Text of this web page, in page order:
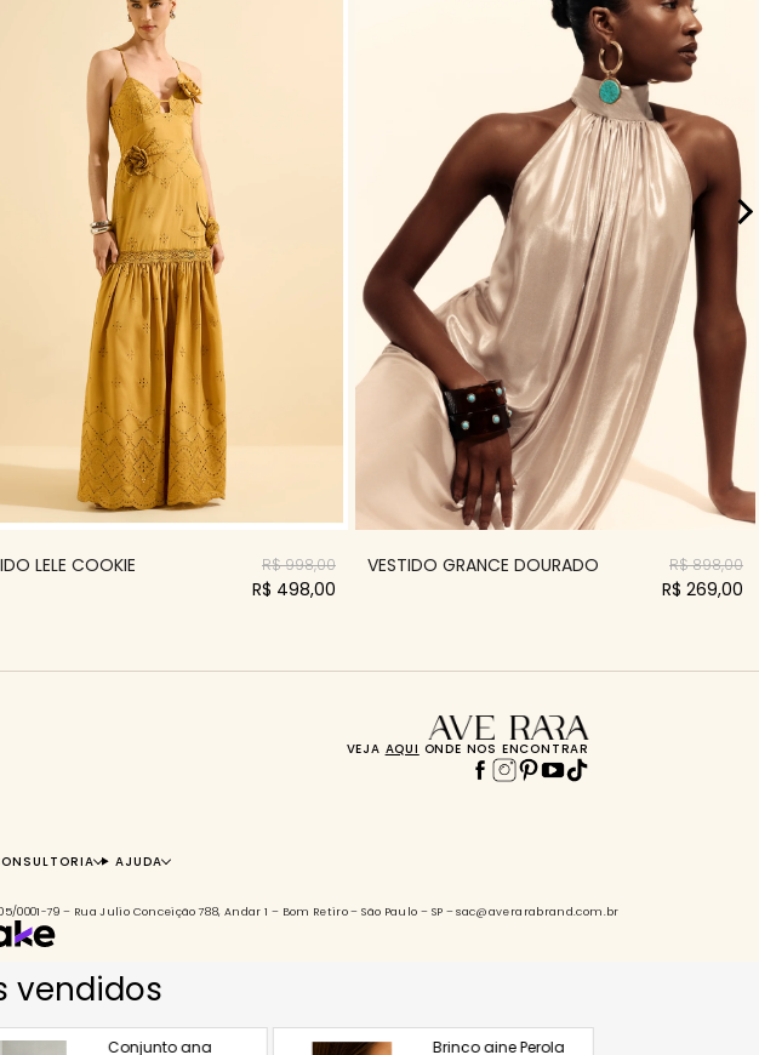
LELE COOKIE R$ 998,00
R$ 498,00
VESTIDO GRANCE DOURADO R$ 898,00
R$ 269,00
VEJA AQUI ONDE NOS ENCONTRAR
AJUDA
0001-79 – Rua Julio Conceição 788, Andar 1 – Bom Retiro – São Paulo – SP – sac@averarabrand.com.br